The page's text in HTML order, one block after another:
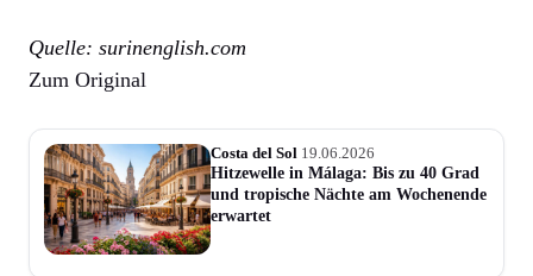
Quelle: surinenglish.com
Zum Original
Costa del Sol 19.06.2026
Hitzewelle in Málaga: Bis zu 40 Grad
und tropische Nächte am Wochenende
erwartet